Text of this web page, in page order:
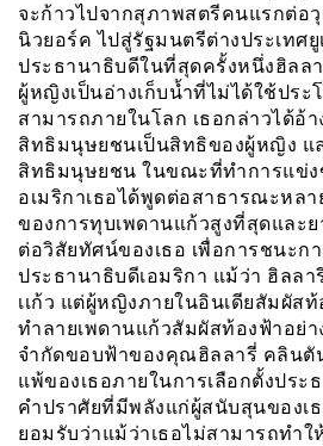
จะก้าวไปจากสุภาพสตรีคนแรกต่อ
นิวยอร์ค ไปสู่รัฐมนตรีต่างประเทศ
ประธานาธิบดีในที่สุดครั้งหนึ่งฮิลล
ผู้หญิงเป็นอ่างเก็บน้ำที่ไม่ได้ใช้ประ
สามารถภายในโลก เธอกล่าวได้อ้า
สิทธิมนุษยชนเป็นสิทธิของผู้หญิง แ
สิทธิมนุษยชน ในขณะที่ทำการแข่ง
อเมริกาเธอได้พูดต่อสาธารณะหล
ของการทุบเพดานแก้วสูงที่สุดและ
ต่อวิสัยทัศน์ของเธอ เพื่อการชนะกา
ประธานาธิบดีเอมริกา แม้ว่า ฮิลล
เเก้ว แต่ผู้หญิงภายในอินเดียสัมผัสท้
ทำลายเพดานแก้วสัมผัสท้องฟ้าอย่
จำกัดขอบฟ้าของคุณฮิลลารี่ คลินตั
แพ้ของเธอภายในการเลือกตั้งประ
คำปราศัยที่มีพลังแก่ผู้สนับสุนของเ
ยอมรับว่าแม้ว่าเธอไม่สามารถทำ